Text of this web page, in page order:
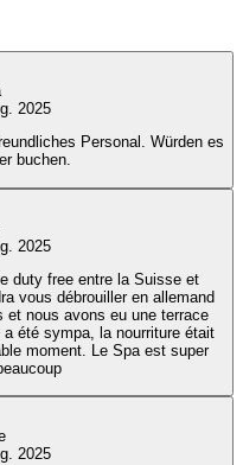
2025
Personal. Würden es
buchen.
2025
duty free entre la Suisse et
vous débrouiller en allemand
nous avons eu une terrace
été sympa, la nourriture était
moment. Le Spa est super
2025